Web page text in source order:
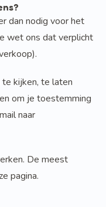
dan nodig voor het
wet ons dat verplicht
kijken, te laten
om je toestemming
naar
De meest
pagina.